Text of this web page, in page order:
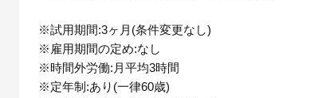
※試用期間:3ヶ月(条件変更なし)
※雇用期間の定め:なし
※時間外労働:月平均3時間
※定年制:あり(一律60歳)